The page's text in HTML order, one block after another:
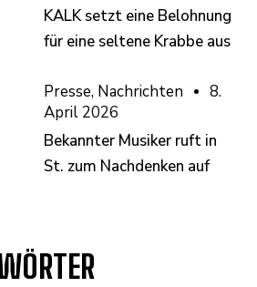
KALK setzt eine Belohnung
für eine seltene Krabbe aus
Presse, Nachrichten
8.
April 2026
Bekannter Musiker ruft in
St. zum Nachdenken auf